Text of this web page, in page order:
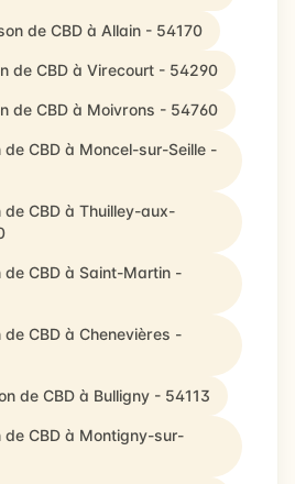
de CBD à Allain - 54170
de CBD à Virecourt - 54290
de CBD à Moivrons - 54760
CBD à Moncel-sur-Seille -
CBD à Thuilley-aux-
CBD à Saint-Martin -
CBD à Chenevières -
de CBD à Bulligny - 54113
CBD à Montigny-sur-